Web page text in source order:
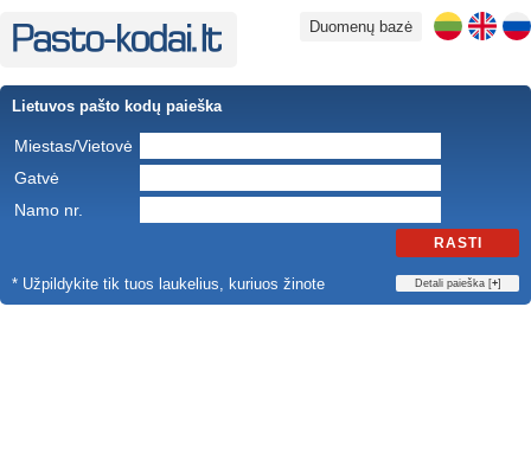
Duomenų bazė
Lietuvos pašto kodų paieška
Miestas/Vietovė
Gatvė
Namo nr.
RASTI
* Užpildykite tik tuos laukelius, kuriuos žinote Detali paieška [+]